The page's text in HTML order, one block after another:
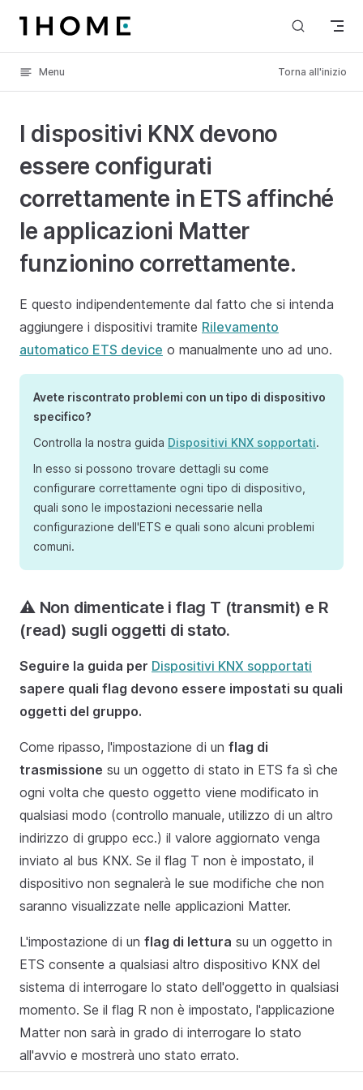
Skip to content
Menu Torna all'inizio
I dispositivi KNX devono
essere configurati
correttamente in ETS affinché
le applicazioni Matter
funzionino correttamente.
E questo indipendentemente dal fatto che si intenda
aggiungere i dispositivi tramite Rilevamento
automatico ETS device o manualmente uno ad uno.
Avete riscontrato problemi con un tipo di dispositivo
specifico?
Controlla la nostra guida Dispositivi KNX sopportati.
In esso si possono trovare dettagli su come
configurare correttamente ogni tipo di dispositivo,
quali sono le impostazioni necessarie nella
configurazione dell'ETS e quali sono alcuni problemi
comuni.
⚠️ Non dimenticate i flag T (transmit) e R
(read) sugli oggetti di stato.
Seguire la guida per Dispositivi KNX sopportati
sapere quali flag devono essere impostati su quali
oggetti del gruppo.
Come ripasso, l'impostazione di un flag di
trasmissione su un oggetto di stato in ETS fa sì che
ogni volta che questo oggetto viene modificato in
qualsiasi modo (controllo manuale, utilizzo di un altro
indirizzo di gruppo ecc.) il valore aggiornato venga
inviato al bus KNX. Se il flag T non è impostato, il
dispositivo non segnalerà le sue modifiche che non
saranno visualizzate nelle applicazioni Matter.
L'impostazione di un flag di lettura su un oggetto in
ETS consente a qualsiasi altro dispositivo KNX del
sistema di interrogare lo stato dell'oggetto in qualsiasi
momento. Se il flag R non è impostato, l'applicazione
Matter non sarà in grado di interrogare lo stato
all'avvio e mostrerà uno stato errato.